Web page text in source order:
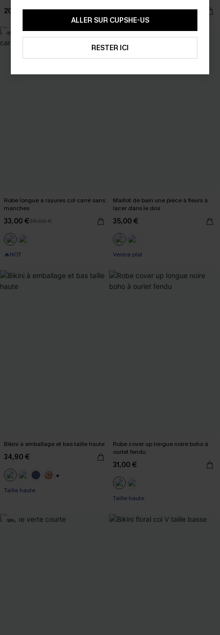
20,00 €23,00 € 29,00 €
-15%
Robe longue à rayures col carré sans
manches
33,00 €39,00 €
🔥HOT
Maillot de bain une pièce à fleurs à
lacer dans le dos
35,00 €
Ventre plat
Bikini à emballage et bas taille haute
34,90 €
Taille haute
Robe cover up longue noire boho à
ourlet fendu
31,00 €
Taille haute
-16%
ALLER SUR CUPSHE-US
RESTER ICI